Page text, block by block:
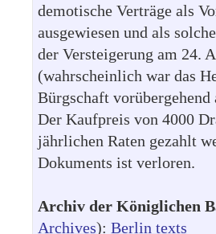
demotische Verträge als
ausgewiesen und als
der Versteigerung am 24.
(wahrscheinlich war das
Bürgschaft
Der Kaufpreis von 4000
jährlichen Raten gezahlt
Dokuments ist verloren.
Archiv der Königlichen
Archives): Berlin texts